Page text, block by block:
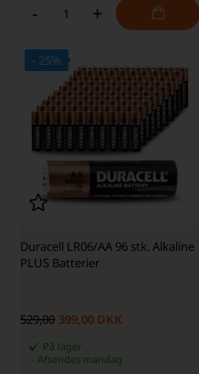
- +
- 25%
Duracell LR06/AA 96 stk. Alkaline
PLUS Batterier
529,00 399,00 DKK
På lager
Afsendes mandag